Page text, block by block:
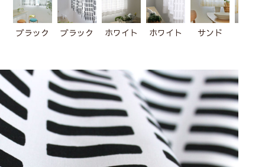
ブラック ブラック ホワイト ホワイト サンド